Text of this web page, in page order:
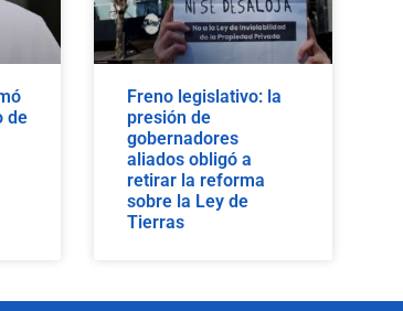
de
Freno legislativo: la
presión de
gobernadores
aliados obligó a
retirar la reforma
sobre la Ley de
Tierras